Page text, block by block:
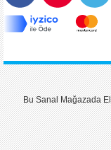
BuSanal Mağazada